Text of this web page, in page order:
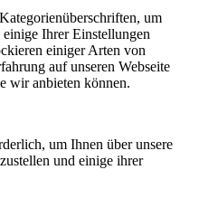
um
Ihrer Einstellungen
einiger Arten von
auf unseren Webseite
wir anbieten können.
um Ihnen über unsere
und einige ihrer